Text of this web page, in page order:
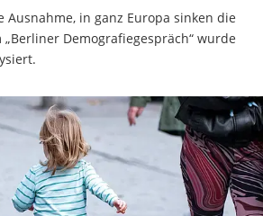
Ausnahme, in ganz Europa sinken die
Demografiegespräch“ wurde